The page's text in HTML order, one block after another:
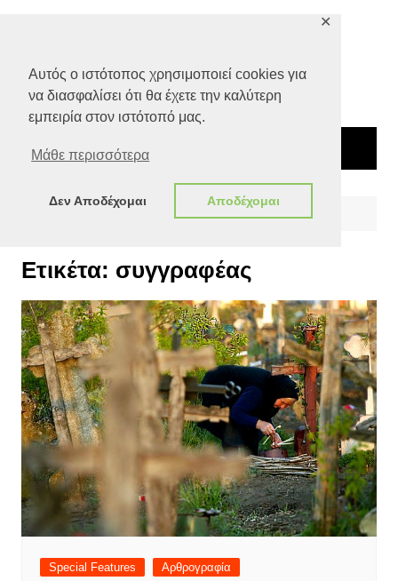
Αυτός ο ιστότοπος χρησιμοποιεί cookies για
να διασφαλίσει ότι θα έχετε την καλύτερη
εμπειρία στον ιστότοπό μας.
Μάθε περισσότερα
Δεν Αποδέχομαι Αποδέχομαι
✕
Ετικέτα: συγγραφέας
Special Features Αρθρογραφία